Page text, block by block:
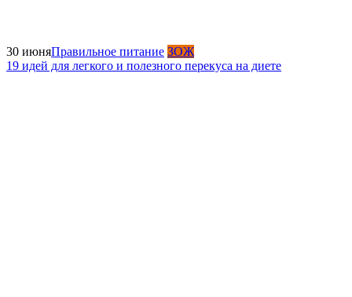
30 июняПравильное питание ЗОЖ
19 идей для легкого и полезного перекуса на диете